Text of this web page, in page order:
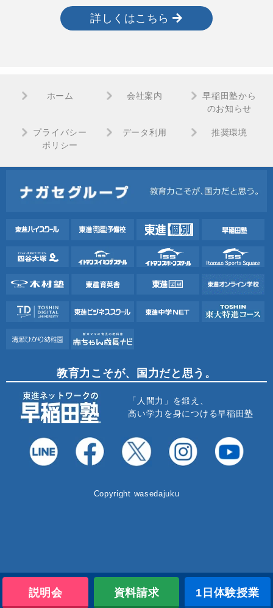
詳しくはこちら
ホーム 会社案内
早稲田塾から
のお知らせ
プライバシー
ポリシー
データ利用 推奨環境
教育力こそが、国力だと思う。
「人間力」を鍛え、
高い学力を身につける早稲田塾
Copyright wasedajuku
説明会 資料請求 1日体験授業